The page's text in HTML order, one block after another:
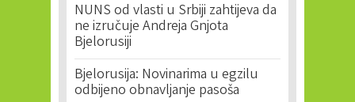
NUNS od vlasti u Srbiji zahtijeva da
ne izručuje Andreja Gnjota
Bjelorusiji
Bjelorusija: Novinarima u egzilu
odbijeno obnavljanje pasoša